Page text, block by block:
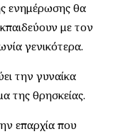
ενημέρωσης θα
με τον
γενικότερα.
την γυναίκα
της θρησκείας.
επαρχία που